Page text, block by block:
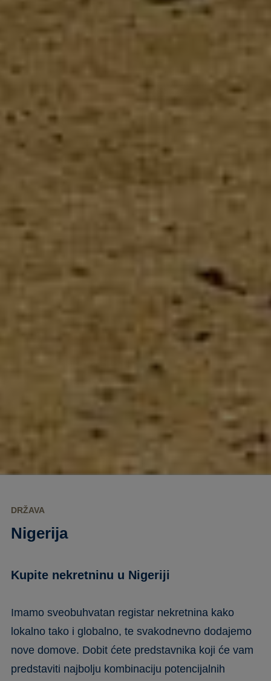
DRŽAVA
Nigerija
Kupite nekretninu u Nigeriji
Imamo sveobuhvatan registar nekretnina kako
lokalno tako i globalno, te svakodnevno dodajemo
nove domove. Dobit ćete predstavnika koji će vam
predstaviti najbolju kombinaciju potencijalnih